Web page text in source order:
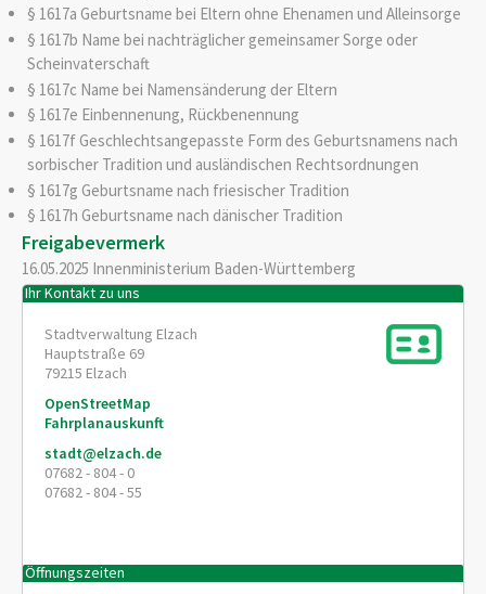
§ 1617a Geburtsname bei Eltern ohne Ehenamen und Alleinsorge
§ 1617b Name bei nachträglicher gemeinsamer Sorge oder
Scheinvaterschaft
§ 1617c Name bei Namensänderung der Eltern
§ 1617e Einbennenung, Rückbenennung
§ 1617f Geschlechtsangepasste Form des Geburtsnamens nach
sorbischer Tradition und ausländischen Rechtsordnungen
§ 1617g Geburtsname nach friesischer Tradition
§ 1617h Geburtsname nach dänischer Tradition
Freigabevermerk
16.05.2025 Innenministerium Baden-Württemberg
Ihr Kontakt zu uns
Stadtverwaltung Elzach
Hauptstraße 69
79215 Elzach
OpenStreetMap
Fahrplanauskunft
stadt@elzach.de
07682 - 804 - 0
07682 - 804 - 55
Öffnungszeiten